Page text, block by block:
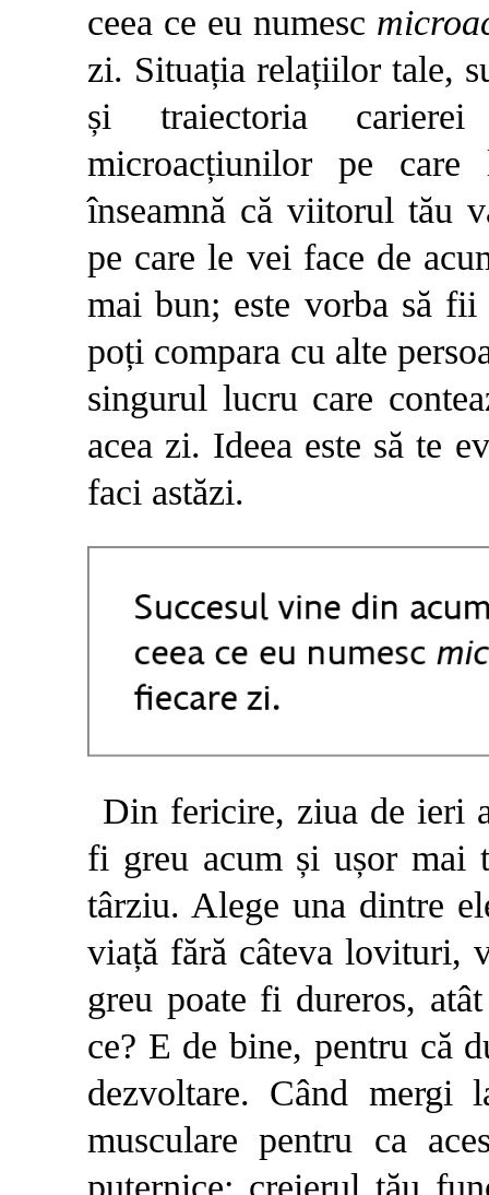
ceea ce eu numesc
zi. Situația relațiilor tale,
și traiectoria
microacțiunilor pe
înseamnă că viitorul tău
pe care le vei face de
mai bun; este vorba să
poți compara cu alte
singurul lucru care
acea zi. Ideea este să te
faci astăzi.
Din fericire, ziua de ieri
fi greu acum și ușor mai
târziu. Alege una dintre
viață fără câteva lovituri,
greu poate fi dureros,
ce? E de bine, pentru că
dezvoltare. Când mergi
musculare pentru ca